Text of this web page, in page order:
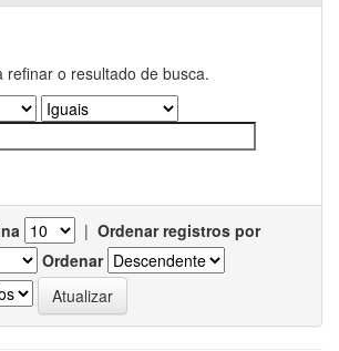
refinar o resultado de busca.
| Ordenar registros por
Ordenar